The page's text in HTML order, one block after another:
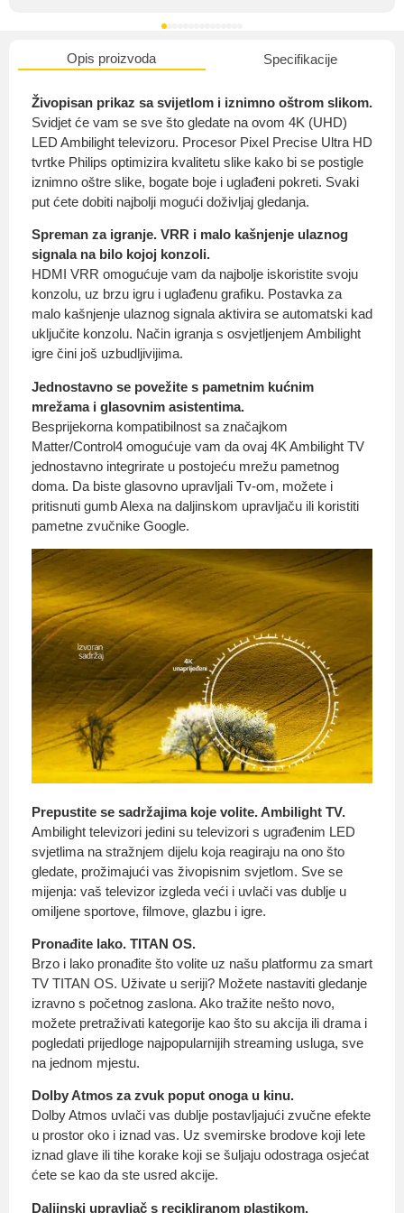
Opis proizvoda Specifikacije
Živopisan prikaz sa svijetlom i iznimno oštrom slikom.
Svidjet će vam se sve što gledate na ovom 4K (UHD)
LED Ambilight televizoru. Procesor Pixel Precise Ultra HD
tvrtke Philips optimizira kvalitetu slike kako bi se postigle
iznimno oštre slike, bogate boje i uglađeni pokreti. Svaki
put ćete dobiti najbolji mogući doživljaj gledanja.
Spreman za igranje. VRR i malo kašnjenje ulaznog
signala na bilo kojoj konzoli.
HDMI VRR omogućuje vam da najbolje iskoristite svoju
konzolu, uz brzu igru i uglađenu grafiku. Postavka za
malo kašnjenje ulaznog signala aktivira se automatski kad
uključite konzolu. Način igranja s osvjetljenjem Ambilight
igre čini još uzbudljivijima.
Jednostavno se povežite s pametnim kućnim
mrežama i glasovnim asistentima.
Besprijekorna kompatibilnost sa značajkom
Matter/Control4 omogućuje vam da ovaj 4K Ambilight TV
jednostavno integrirate u postojeću mrežu pametnog
doma. Da biste glasovno upravljali Tv-om, možete i
pritisnuti gumb Alexa na daljinskom upravljaču ili koristiti
pametne zvučnike Google.
Prepustite se sadržajima koje volite. Ambilight TV.
Ambilight televizori jedini su televizori s ugrađenim LED
svjetlima na stražnjem dijelu koja reagiraju na ono što
gledate, prožimajući vas živopisnim svjetlom. Sve se
mijenja: vaš televizor izgleda veći i uvlači vas dublje u
omiljene sportove, filmove, glazbu i igre.
Pronađite lako. TITAN OS.
Brzo i lako pronađite što volite uz našu platformu za smart
TV TITAN OS. Uživate u seriji? Možete nastaviti gledanje
izravno s početnog zaslona. Ako tražite nešto novo,
možete pretraživati kategorije kao što su akcija ili drama i
pogledati prijedloge najpopularnijih streaming usluga, sve
na jednom mjestu.
Dolby Atmos za zvuk poput onoga u kinu.
Dolby Atmos uvlači vas dublje postavljajući zvučne efekte
u prostor oko i iznad vas. Uz svemirske brodove koji lete
iznad glave ili tihe korake koji se šuljaju odostraga osjećat
ćete se kao da ste usred akcije.
Daljinski upravljač s recikliranom plastikom.
O nama
Privatnost kupca
Uvjeti i odredbe